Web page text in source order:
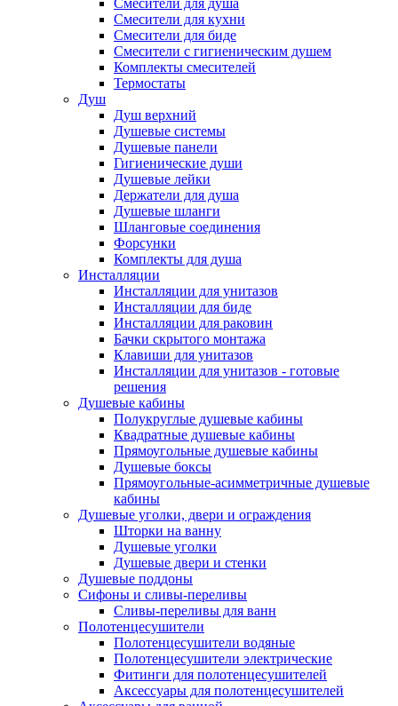
Смесители для душа
Смесители для кухни
Смесители для биде
Смесители с гигиеническим душем
Комплекты смесителей
Термостаты
Душ
Душ верхний
Душевые системы
Душевые панели
Гигиенические души
Душевые лейки
Держатели для душа
Душевые шланги
Шланговые соединения
Форсунки
Комплекты для душа
Инсталляции
Инсталляции для унитазов
Инсталляции для биде
Инсталляции для раковин
Бачки скрытого монтажа
Клавиши для унитазов
Инсталляции для унитазов - готовые
решения
Душевые кабины
Полукруглые душевые кабины
Квадратные душевые кабины
Прямоугольные душевые кабины
Душевые боксы
Прямоугольные-асимметричные душевые
кабины
Душевые уголки, двери и ограждения
Шторки на ванну
Душевые уголки
Душевые двери и стенки
Душевые поддоны
Сифоны и сливы-переливы
Сливы-переливы для ванн
Полотенцесушители
Полотенцесушители водяные
Полотенцесушители электрические
Фитинги для полотенцесушителей
Аксессуары для полотенцесушителей